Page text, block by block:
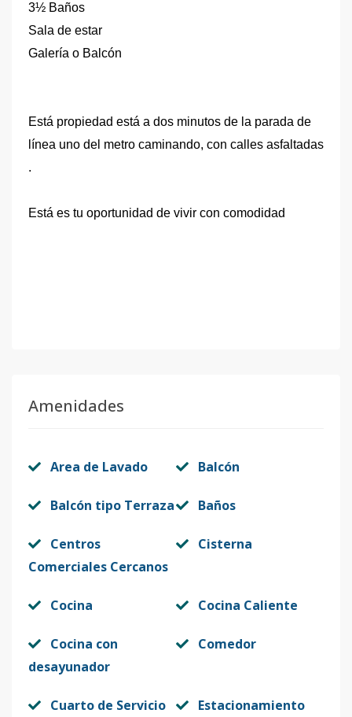
3½ Baños
Sala de estar
Galería o Balcón
Está propiedad está a dos minutos de la parada de
línea uno del metro caminando, con calles asfaltadas
.
Está es tu oportunidad de vivir con comodidad
Amenidades
Area de Lavado Balcón
Balcón tipo Terraza Baños
Centros
Comerciales Cercanos
Cisterna
Cocina Cocina Caliente
Cocina con
desayunador
Comedor
Cuarto de Servicio Estacionamiento